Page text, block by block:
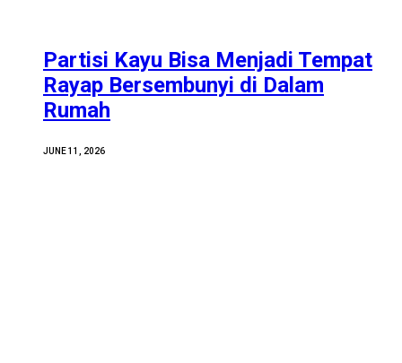
Partisi Kayu Bisa Menjadi Tempat
Rayap Bersembunyi di Dalam
Rumah
JUNE 11, 2026